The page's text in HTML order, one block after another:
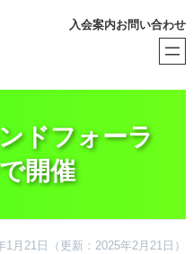
入会案内お問い合わせ
ドフォーラ
開催
1月21日 （更新：2025年2月21日）